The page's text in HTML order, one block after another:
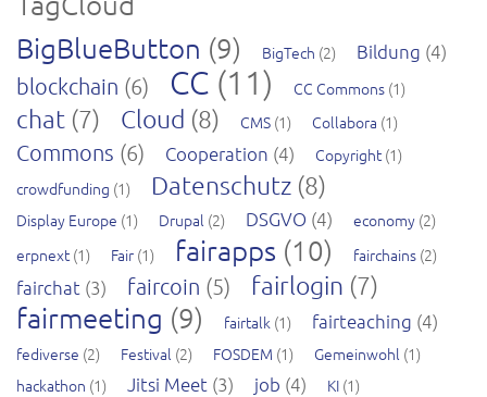
BigBlueButton (9) BigTech (2) Bildung (4)
blockchain (6) CC (11) CC Commons (1)
chat (7) Cloud (8) CMS (1) Collabora (1)
Commons (6) Cooperation (4) Copyright (1)
crowdfunding (1) Datenschutz (8)
Display Europe (1) Drupal (2) DSGVO (4) economy (2)
erpnext (1) Fair (1) fairapps (10) fairchains (2)
fairchat (3) faircoin (5) fairlogin (7)
fairmeeting (9) fairtalk (1) fairteaching (4)
fediverse (2) Festival (2) FOSDEM (1) Gemeinwohl (1)
hackathon (1) Jitsi Meet (3) job (4) KI (1)